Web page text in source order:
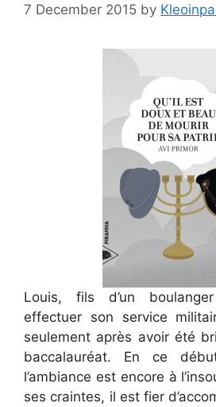
7 December 2015 by
Louis, fils d’un
effectuer son service
seulement après avoir été
baccalauréat. En ce
l’ambiance est encore à
ses craintes, il est fier